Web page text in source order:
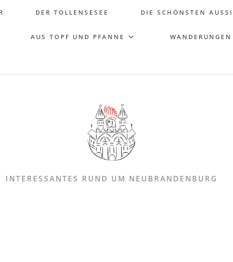
DER TOLLENSESEE DIE SCHÖNSTEN
AUS TOPF UND PFANNE WANDERUNGEN
INTERESSANTES RUND UM NEUBRANDENBURG